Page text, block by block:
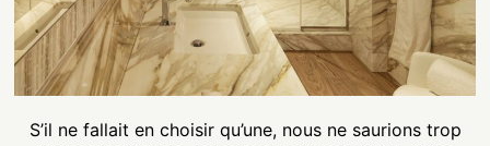
S’il ne fallait en choisir qu’une, nous ne saurions trop